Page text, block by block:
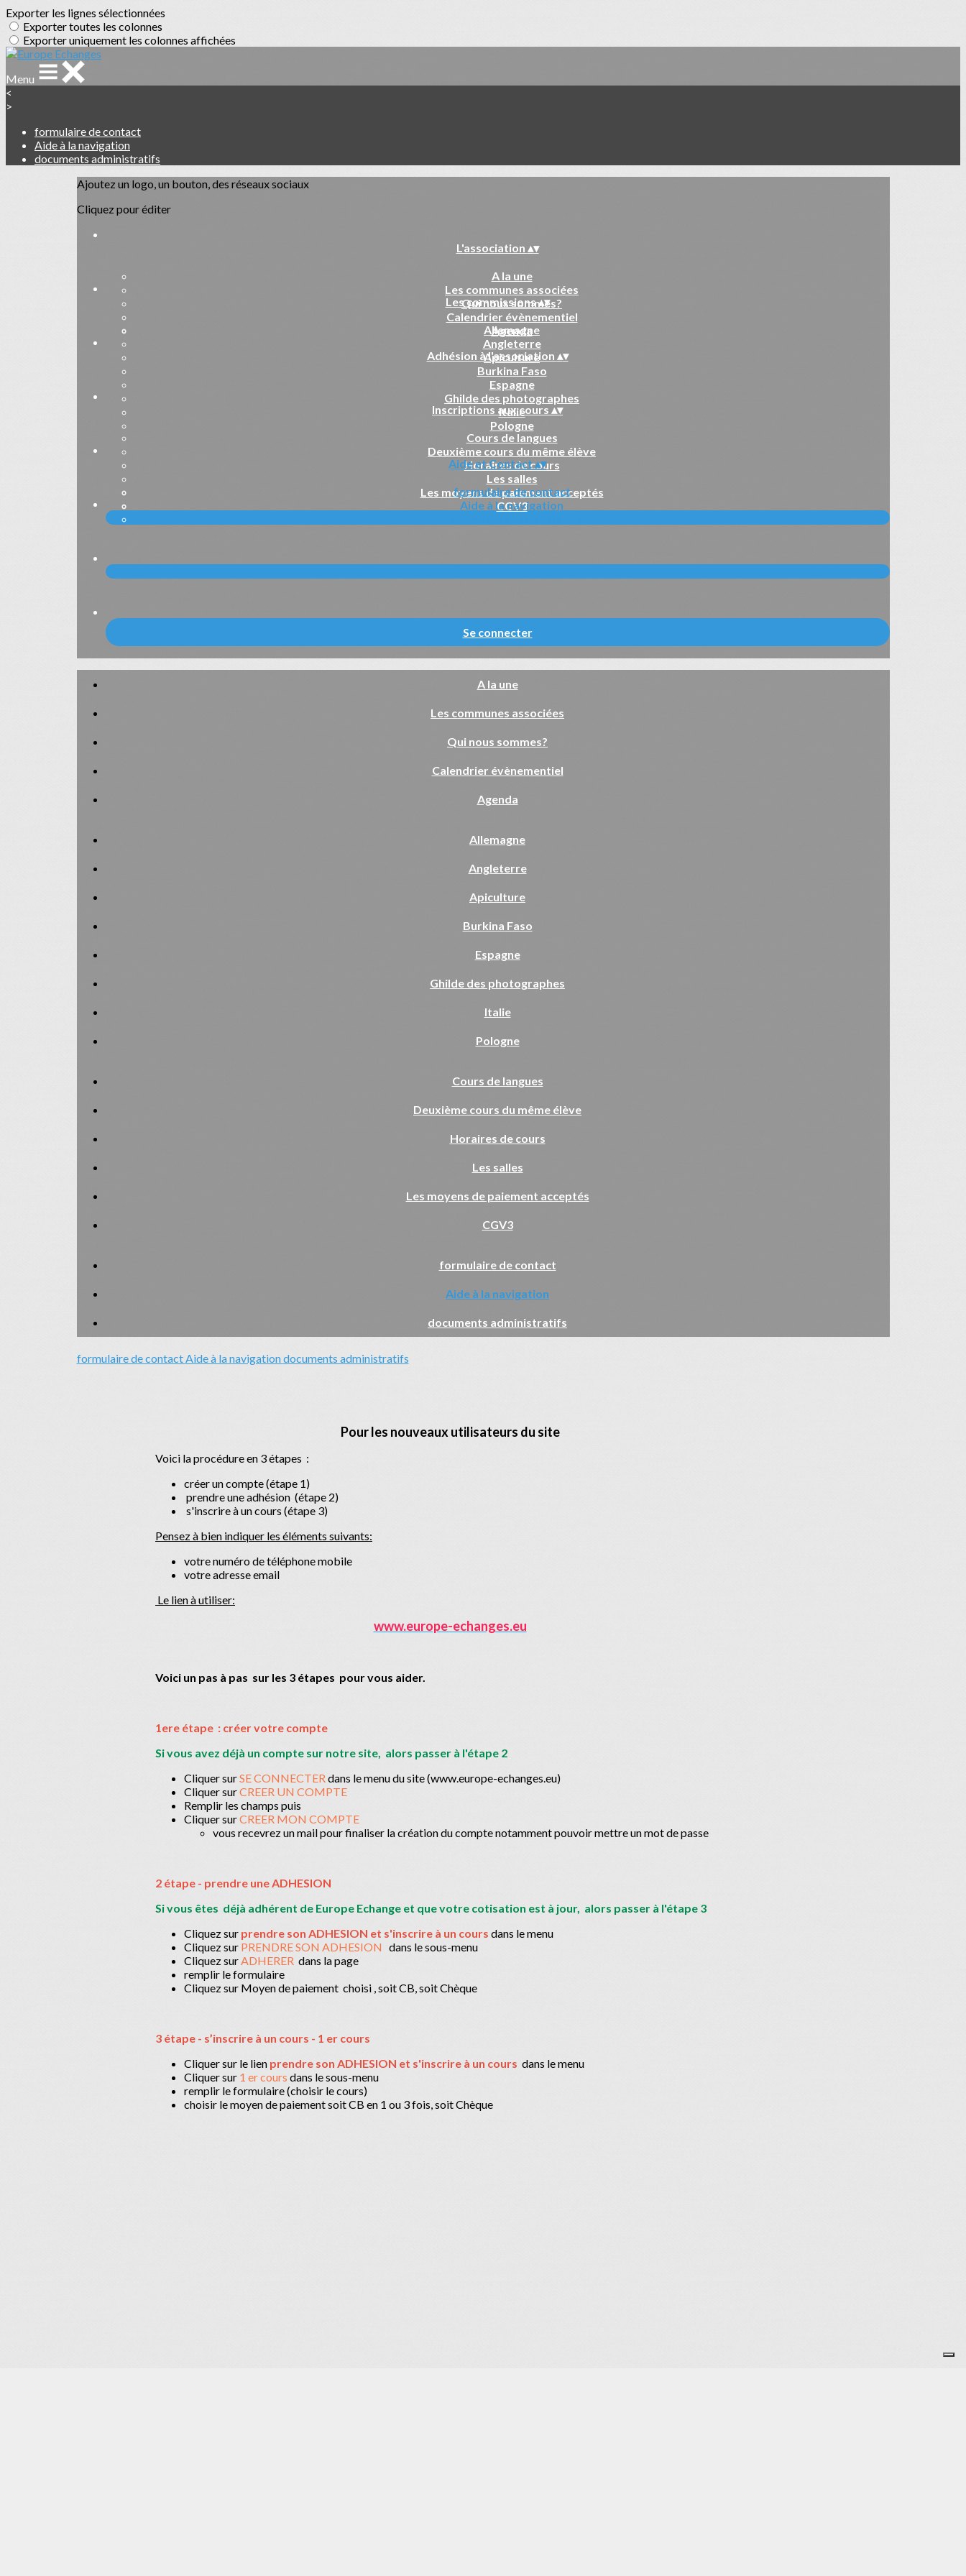
Exporter les lignes sélectionnées
Exporter toutes les colonnes
Exporter uniquement les colonnes affichées
Menu
<
>
formulaire de contact
Aide à la navigation
documents administratifs
Ajoutez un logo, un bouton, des réseaux sociaux
Cliquez pour éditer
L'association ▴▾
A la une
Les communes associées
Qui nous sommes?
Calendrier évènementiel
Agenda
Les commissions▴▾
Allemagne
Angleterre
Apiculture
Burkina Faso
Espagne
Ghilde des photographes
Italie
Pologne
Adhésion à l'association ▴▾
Inscriptions aux cours ▴▾
Cours de langues
Deuxième cours du même élève
Horaires de cours
Les salles
Les moyens de paiement acceptés
CGV3
Aide et Contact▴▾
formulaire de contact
Aide à la navigation
Se connecter
A la une
Les communes associées
Qui nous sommes?
Calendrier évènementiel
Agenda
Allemagne
Angleterre
Apiculture
Burkina Faso
Espagne
Ghilde des photographes
Italie
Pologne
Cours de langues
Deuxième cours du même élève
Horaires de cours
Les salles
Les moyens de paiement acceptés
CGV3
formulaire de contact
Aide à la navigation
documents administratifs
formulaire de contactAide à la navigationdocuments administratifs
Pour les nouveaux utilisateurs du site
Voici la procédure en 3 étapes :
créer un compte (étape 1)
prendre une adhésion (étape 2)
s'inscrire à un cours (étape 3)
Pensez à bien indiquer les éléments suivants:
votre numéro de téléphone mobile
votre adresse email
Le lien à utiliser:
www.europe-echanges.eu
Voici un pas à pas sur les 3 étapes pour vous aider.
1ere étape : créer votre compte
Si vous avez déjà un compte sur notre site, alors passer à l'étape 2
Cliquer surSE CONNECTERdans le menu du site (www.europe-echanges.eu)
Cliquer surCREER UN COMPTE
Remplir les champs puis
Cliquer surCREER MON COMPTE
vous recevrez un mail pour finaliser la création du compte notamment pouvoir mettre un mot de passe
2 étape - prendre une ADHESION
Si vous êtes déjà adhérent de Europe Echange et que votre cotisation est à jour, alors passer à l'étape 3
Cliquez sur prendre son ADHESION et s'inscrire à un cours dans le menu
Cliquez sur PRENDRE SON ADHESION dans le sous-menu
Cliquez surADHERER dans la page
remplir le formulaire
Cliquez sur Moyen de paiement choisi , soit CB, soit Chèque
3 étape - s’inscrire à un cours - 1 er cours
Cliquer sur le lien prendre son ADHESION et s'inscrire à un cours dans le menu
Cliquer sur 1 er cours dans le sous-menu
remplir le formulaire (choisir le cours)
choisir le moyen de paiement soit CB en 1 ou 3 fois, soit Chèque